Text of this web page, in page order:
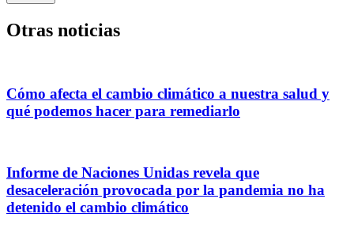
Otras noticias
Cómo afecta el cambio climático a nuestra salud y
qué podemos hacer para remediarlo
Informe de Naciones Unidas revela que
desaceleración provocada por la pandemia no ha
detenido el cambio climático